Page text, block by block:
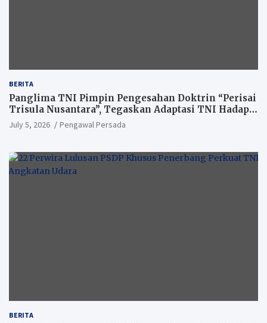
BERITA
Panglima TNI Pimpin Pengesahan Doktrin “Perisai
Trisula Nusantara”, Tegaskan Adaptasi TNI Hadapi
Perang Modern
July 5, 2026 Pengawal Persada
BERITA